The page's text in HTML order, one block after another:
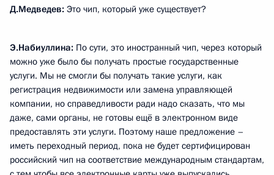
Д.Медведев: Это чип, который уже существует?
Э.Набиуллина: По сути, это иностранный чип, через который
можно уже было бы получать простые государственные
услуги. Мы не смогли бы получать такие услуги, как
регистрация недвижимости или замена управляющей
компании, но справедливости ради надо сказать, что мы
даже, сами органы, не готовы ещё в электронном виде
предоставлять эти услуги. Поэтому наше предложение –
иметь переходный период, пока не будет сертифицирован
российский чип на соответствие международным стандартам,